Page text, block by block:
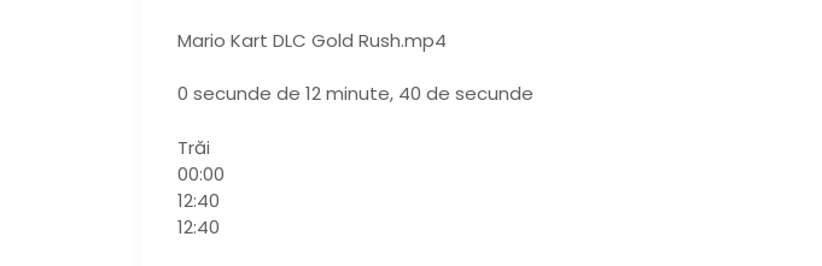
Mario Kart DLC Gold Rush.mp4
0 secunde de 12 minute, 40 de secunde
Trăi
00:00
12:40
12:40